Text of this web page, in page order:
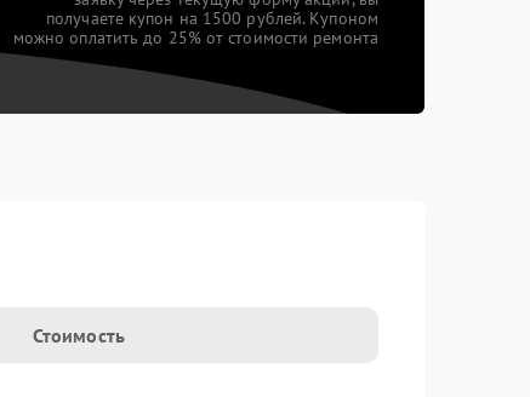
получаете купон на 1500 рублей. Купоном
можно оплатить до 25% от стоимости ремонта
Стоимость